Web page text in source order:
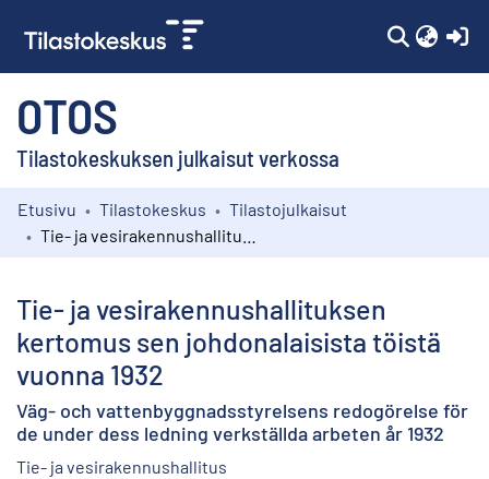
OTOS
Tilastokeskuksen julkaisut verkossa
Kokoelmat
Etusivu Tilastokeskus
Tilastojulkaisut
Tie- ja vesirakennushallituksen
kertomus sen johdonalaisista töistä
vuonna 1932
Väg- och vattenbyggnadsstyrelsens redogörelse för
de under dess ledning verkställda arbeten år 1932
Tie- ja vesirakennushallitus